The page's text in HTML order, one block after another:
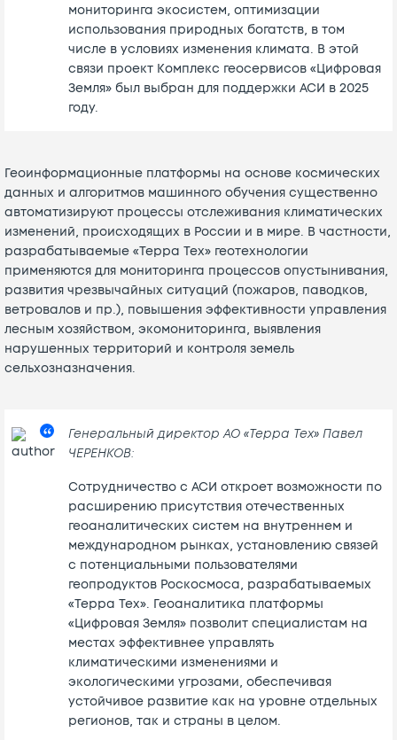
мониторинга экосистем, оптимизации
использования природных богатств, в том
числе в условиях изменения климата. В этой
связи проект Комплекс геосервисов «Цифровая
Земля» был выбран для поддержки АСИ в 2025
году.
Геоинформационные платформы на основе космических
данных и алгоритмов машинного обучения существенно
автоматизируют процессы отслеживания климатических
изменений, происходящих в России и в мире. В частности,
разрабатываемые «Терра Тех» геотехнологии
применяются для мониторинга процессов опустынивания,
развития чрезвычайных ситуаций (пожаров, паводков,
ветровалов и пр.), повышения эффективности управления
лесным хозяйством, экомониторинга, выявления
нарушенных территорий и контроля земель
сельхозназначения.
Генеральный директор АО «Терра Тех» Павел
ЧЕРЕНКОВ:
Сотрудничество с АСИ откроет возможности по
расширению присутствия отечественных
геоаналитических систем на внутреннем и
международном рынках, установлению связей
с потенциальными пользователями
геопродуктов Роскосмоса, разрабатываемых
«Терра Тех». Геоаналитика платформы
«Цифровая Земля» позволит специалистам на
местах эффективнее управлять
климатическими изменениями и
экологическими угрозами, обеспечивая
устойчивое развитие как на уровне отдельных
регионов, так и страны в целом.